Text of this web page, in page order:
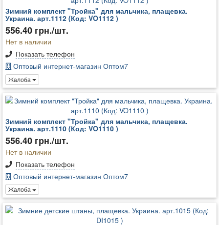
Зимний комплект "Тройка" для мальчика, плащевка.
Украина. арт.1112 (Код: VO1112 )
556.40 грн./шт.
Нет в наличии
Показать телефон
Оптовый интернет-магазин Оптом7
Жалоба
Зимний комплект "Тройка" для мальчика, плащевка.
Украина. арт.1110 (Код: VO1110 )
556.40 грн./шт.
Нет в наличии
Показать телефон
Оптовый интернет-магазин Оптом7
Жалоба